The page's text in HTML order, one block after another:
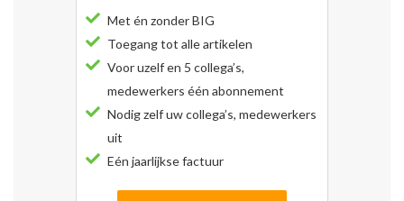
Met én zonder BIG
Toegang tot alle artikelen
Voor uzelf en 5 collega’s,
medewerkers één abonnement
Nodig zelf uw collega’s, medewerkers
uit
Eén jaarlijkse factuur